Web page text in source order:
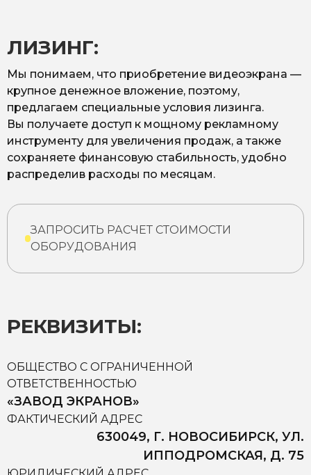
ЛИЗИНГ:
Мы понимаем, что приобретение видеоэкрана —
крупное денежное вложение, поэтому,
предлагаем специальные условия лизинга.
Вы получаете доступ к мощному рекламному
инструменту для увеличения продаж, а также
сохраняете финансовую стабильность, удобно
распределив расходы по месяцам.
ЗАПРОСИТЬ РАСЧЕТ СТОИМОСТИ
ОБОРУДОВАНИЯ
РЕКВИЗИТЫ:
ОБЩЕСТВО С ОГРАНИЧЕННОЙ
ОТВЕТСТВЕННОСТЬЮ
«ЗАВОД ЭКРАНОВ»
ФАКТИЧЕСКИЙ АДРЕС
630049, Г. НОВОСИБИРСК, УЛ.
ИППОДРОМСКАЯ, Д. 75